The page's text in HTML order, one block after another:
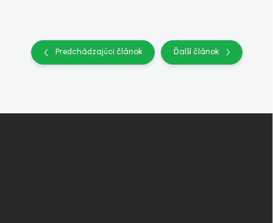
Predchádzajúci článok Ďalší článok